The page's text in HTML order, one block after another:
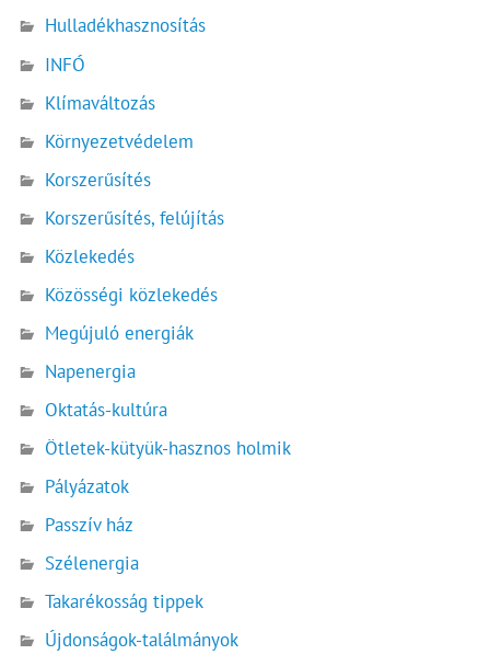
Hulladékhasznosítás
INFÓ
Klímaváltozás
Környezetvédelem
Korszerűsítés
Korszerűsítés, felújítás
Közlekedés
Közösségi közlekedés
Megújuló energiák
Napenergia
Oktatás-kultúra
Ötletek-kütyük-hasznos holmik
Pályázatok
Passzív ház
Szélenergia
Takarékosság tippek
Újdonságok-találmányok